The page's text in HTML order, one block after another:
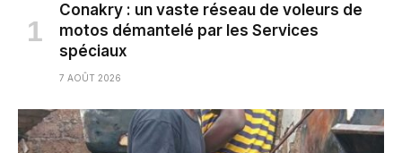
Conakry : un vaste réseau de voleurs de
motos démantelé par les Services
spéciaux
7 AOÛT 2026